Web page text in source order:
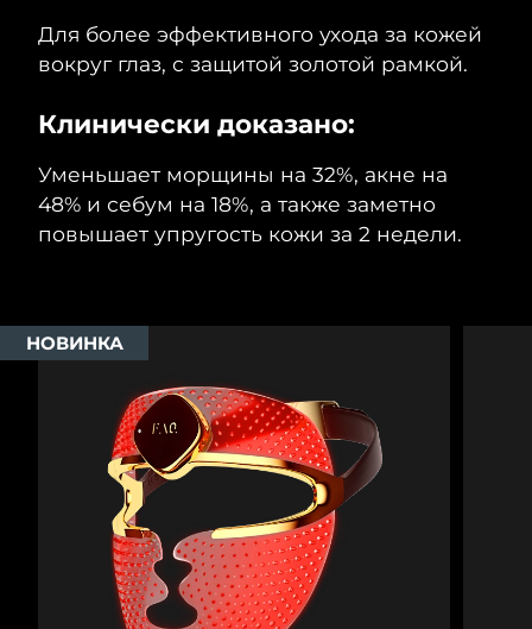
Для более эффективного ухода за кожей
вокруг глаз, с защитой золотой рамкой.
Клинически доказано:
Уменьшает морщины на 32%, акне на
48% и себум на 18%, а также заметно
повышает упругость кожи за 2 недели.
НОВИНКА
8/15/26
Таиланд
Ожидаемая дата доставки
ОАЭ
Ожидаемая дата доставки
8/11/26
Соединенные
Узбекистан
Ожидаемая дата доставки
Вьетнам
Ожидаемая дата доставки